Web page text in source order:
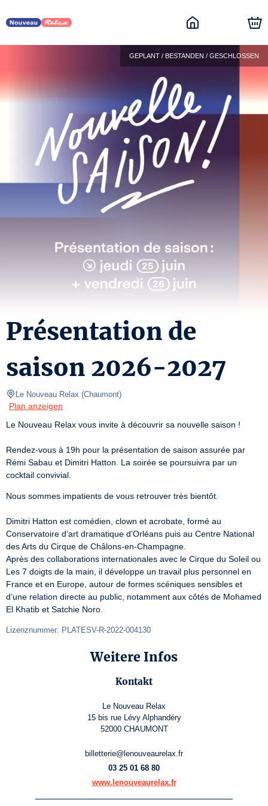
GEPLANT / BESTANDEN / GESCHLOSSEN
Présentation de
saison 2026-2027
Le Nouveau Relax (Chaumont)
Plan anzeigen
Le Nouveau Relax vous invite à découvrir sa nouvelle saison !
Rendez-vous à 19h pour la présentation de saison assurée par
Rémi Sabau et Dimitri Hatton. La soirée se poursuivra par un
cocktail convivial.
Nous sommes impatients de vous retrouver très bientôt.
Dimitri Hatton est comédien, clown et acrobate, formé au
Conservatoire d’art dramatique d’Orléans puis au Centre National
des Arts du Cirque de Châlons-en-Champagne.
Après des collaborations internationales avec le Cirque du Soleil ou
Les 7 doigts de la main, il développe un travail plus personnel en
France et en Europe, autour de formes scéniques sensibles et
d’une relation directe au public, notamment aux côtés de Mohamed
El Khatib et Satchie Noro.
Lizenznummer: PLATESV-R-2022-004130
Weitere Infos
Kontakt
Le Nouveau Relax
15 bis rue Lévy Alphandéry
52000 CHAUMONT
billetterie@lenouveaurelax.fr
03 25 01 68 80
www.lenouveaurelax.fr